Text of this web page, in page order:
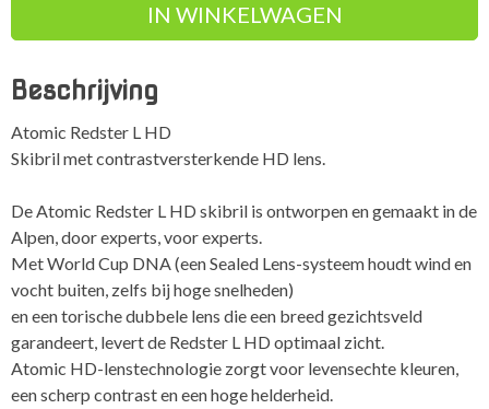
Rode
aantal
IN WINKELWAGEN
Beschrijving
Atomic Redster L HD
Skibril met contrastversterkende HD lens.
De Atomic Redster L HD skibril is ontworpen en gemaakt in de
Alpen, door experts, voor experts.
Met World Cup DNA (een Sealed Lens-systeem houdt wind en
vocht buiten, zelfs bij hoge snelheden)
en een torische dubbele lens die een breed gezichtsveld
garandeert, levert de Redster L HD optimaal zicht.
Atomic HD-lenstechnologie zorgt voor levensechte kleuren,
een scherp contrast en een hoge helderheid.